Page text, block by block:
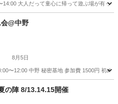
14:00 大人だって童心に帰って遊ぶ場が有っ
/お祭り
@中野
8月5日
〜12:00 中野 秘密基地 参加費 1500円 初め
の陣 8/13.14.15開催